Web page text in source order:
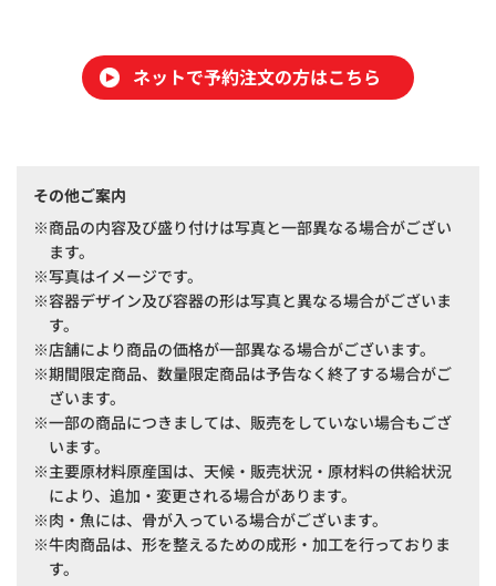
ネットで予約注文の方はこちら
その他ご案内
商品の内容及び盛り付けは写真と一部異なる場合がござい
ます。
写真はイメージです。
容器デザイン及び容器の形は写真と異なる場合がございま
す。
店舗により商品の価格が一部異なる場合がございます。
期間限定商品、数量限定商品は予告なく終了する場合がご
ざいます。
一部の商品につきましては、販売をしていない場合もござ
います。
主要原材料原産国は、天候・販売状況・原材料の供給状況
により、追加・変更される場合があります。
肉・魚には、骨が入っている場合がございます。
牛肉商品は、形を整えるための成形・加工を行っておりま
す。